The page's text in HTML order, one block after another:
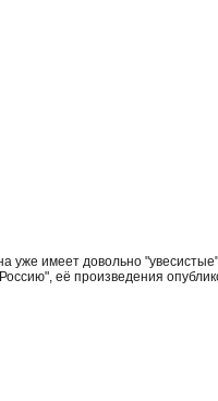
имеет довольно
её произведения